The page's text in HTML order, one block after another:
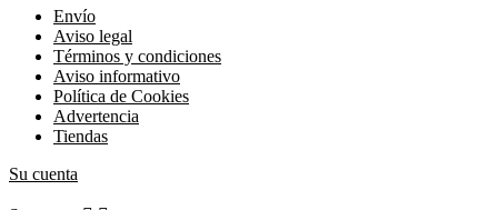
Envío
Aviso legal
Términos y condiciones
Aviso informativo
Política de Cookies
Advertencia
Tiendas
Su cuenta